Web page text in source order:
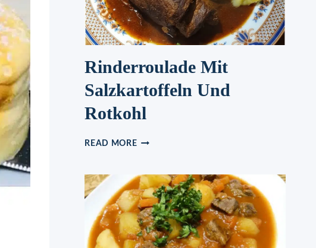
Rinderroulade Mit
Salzkartoffeln Und
Rotkohl
READ MORERINDERROULADE
UND
ROTKOHL